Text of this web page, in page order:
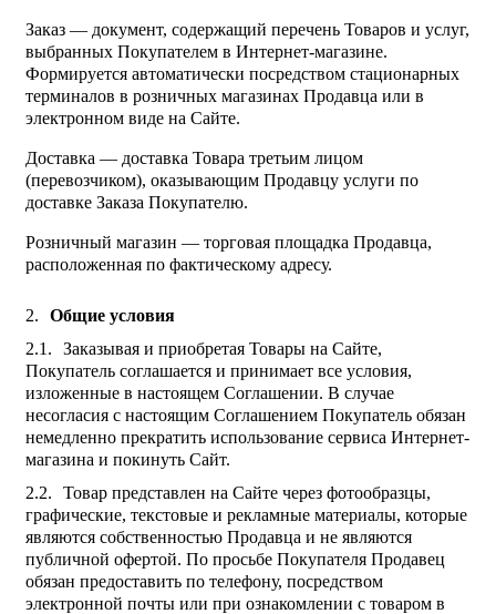
Заказ — документ, содержащий перечень Товаров и услуг,
выбранных Покупателем в Интернет-магазине.
Формируется автоматически посредством стационарных
терминалов в розничных магазинах Продавца или в
электронном виде на Сайте.
Доставка — доставка Товара третьим лицом
(перевозчиком), оказывающим Продавцу услуги по
доставке Заказа Покупателю.
Розничный магазин — торговая площадка Продавца,
расположенная по фактическому адресу.
Общие условия
Заказывая и приобретая Товары на Сайте,
Покупатель соглашается и принимает все условия,
изложенные в настоящем Соглашении. В случае
несогласия с настоящим Соглашением Покупатель обязан
немедленно прекратить использование сервиса Интернет-
магазина и покинуть Сайт.
Товар представлен на Сайте через фотообразцы,
графические, текстовые и рекламные материалы, которые
являются собственностью Продавца и не являются
публичной офертой. По просьбе Покупателя Продавец
обязан предоставить по телефону, посредством
электронной почты или при ознакомлении с товаром в